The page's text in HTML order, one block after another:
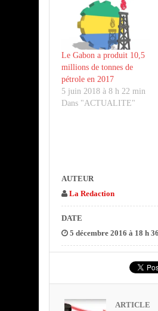
Le Gabon a produit 10,5
millions de tonnes de
pétrole en 2017
5 juin 2018 à 8 h 22 min
Dans "ACTUALITE"
AUTEUR
La Redaction
DATE
5 décembre 2016 à 18 h
ARTICLE